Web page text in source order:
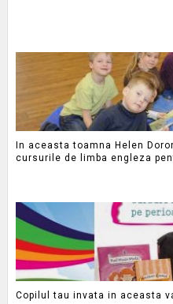
In aceasta toamna Helen
cursurile de limba engleza
Copilul tau invata in aceasta